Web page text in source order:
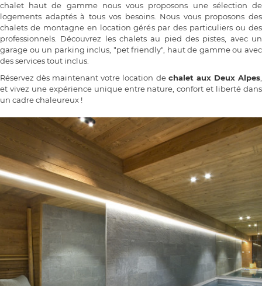
chalet haut de gamme nous vous proposons une sélection de
logements adaptés à tous vos besoins. Nous vous proposons des
chalets de montagne en location gérés par des particuliers ou des
professionnels. Découvrez les chalets au pied des pistes, avec un
garage ou un parking inclus, "pet friendly", haut de gamme ou avec
des services tout inclus.
Réservez dès maintenant votre location de chalet aux Deux Alpes
et vivez une expérience unique entre nature, confort et liberté dans
un cadre chaleureux !